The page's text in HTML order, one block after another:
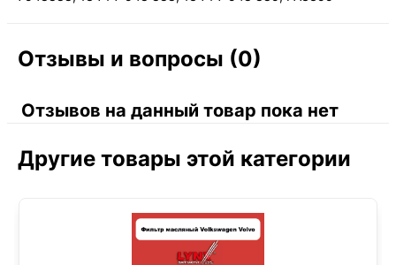
Отзывы и вопросы (0)
Отзывов на данный товар пока нет
Другие товары этой категории